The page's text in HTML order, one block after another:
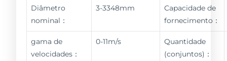
Diâmetro
nominal：
3-3348mm
Capacidade de
fornecimento：
gama de
velocidades：
0-11m/s
Quantidade
(conjuntos)：